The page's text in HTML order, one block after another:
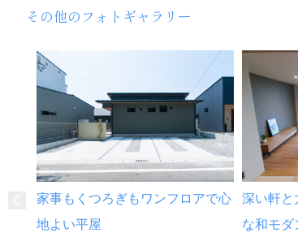
その他のフォトギャラリー
家事もくつろぎもワンフロアで心
地よい平屋
深い軒と
な和モダ